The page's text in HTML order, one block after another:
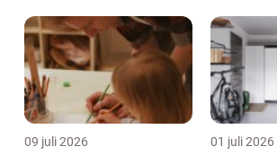
09 juli 2026 01 juli 2026